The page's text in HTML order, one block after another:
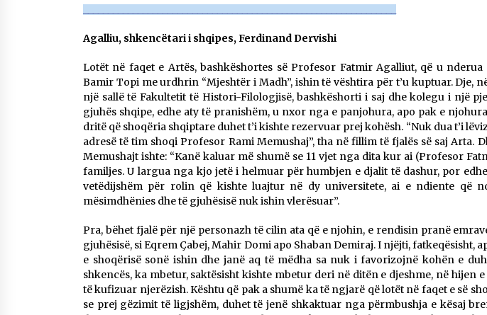
Agalliu, shkencëtari i shqipes, Ferdinand Dervishi
Lotët në faqet e Artës, bashkëshortes së Profesor Fatmir Agalliut, që u
Bamir Topi me urdhrin “Mjeshtër i Madh”, ishin të vështira për t’u kuptuar. Dje,
një sallë të Fakultetit të Histori-Filologjisë, bashkëshorti i saj dhe kolegu i një
gjuhës shqipe, edhe aty të pranishëm, u nxor nga e panjohura, apo pak e
dritë që shoqëria shqiptare duhet t’i kishte rezervuar prej kohësh. “Nuk dua t’i
adresë të tim shoqi Profesor Rami Memushaj”, tha në fillim të fjalës së saj Arta.
Memushajt ishte: “Kanë kaluar më shumë se 11 vjet nga dita kur ai (Profesor
familjes. U largua nga kjo jetë i helmuar për humbjen e djalit të dashur, por
vetëdijshëm për rolin që kishte luajtur në dy universitete, ai e ndiente që
mësimdhënies dhe të gjuhësisë nuk ishin vlerësuar”.
Pra, bëhet fjalë për një personazh të cilin ata që e njohin, e rendisin pranë
gjuhësisë, si Eqrem Çabej, Mahir Domi apo Shaban Demiraj. I njëjti, fatkeqësisht,
e shoqërisë sonë ishin dhe janë aq të mëdha sa nuk i favorizojnë kohën e
shkencës, ka mbetur, saktësisht kishte mbetur deri në ditën e djeshme, në hijen
të kufizuar njerëzish. Kështu që pak a shumë ka të ngjarë që lotët në faqet e së
se prej gëzimit të ligjshëm, duhet të jenë shkaktuar nga përmbushja e kësaj